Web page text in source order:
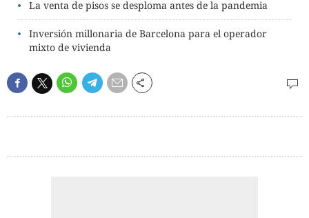
La venta de pisos se desploma antes de la pandemia
Inversión millonaria de Barcelona para el operador
mixto de vivienda